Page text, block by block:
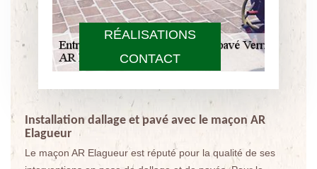
RÉALISATIONS
CONTACT
Installation dallage et pavé avec le maçon AR
Elagueur
Le maçon AR Elagueur est réputé pour la qualité de ses